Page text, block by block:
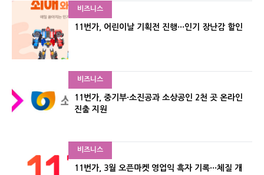
비즈니스
11번가, 어린이날 기획전 진행···인기 장난감 할인
비즈니스
11번가, 중기부·소진공과 소상공인 2천 곳 온라인
진출 지원
비즈니스
11번가, 3월 오픈마켓 영업익 흑자 기록···체질 개